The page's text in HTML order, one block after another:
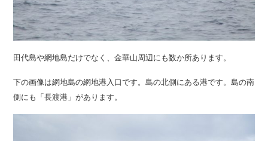
田代島や網地島だけでなく、金華山周辺にも数か所あります。
下の画像は網地島の網地港入口です。島の北側にある港です。島の南
側にも「長渡港」があります。